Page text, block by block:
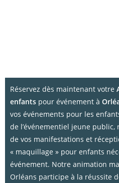
Réservez dès maintenant votre
enfants pour événement à
vos événements pour les
de l’événementiel jeune public,
de vos manifestations et
« maquillage » pour enfants
événement. Notre animation
Orléans participe à la réussite